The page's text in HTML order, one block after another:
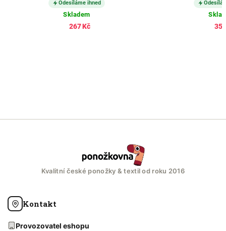
Odesíláme ihned
Skladem
267 Kč
Kvalitní české ponožky & textil od roku 2016
Kontakt
Provozovatel eshopu